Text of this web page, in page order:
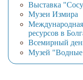
Выставка
Музеи Измира
ресурсов в
Всемирный
Музей "Водные